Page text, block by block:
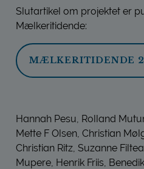
Slutartikel om projektet er
Mælkeritidende:
MÆLKERITIDENDE
Hannah Pesu, Rolland
Mette F Olsen, Christian
Christian Ritz, Suzanne
Mupere, Henrik Friis,